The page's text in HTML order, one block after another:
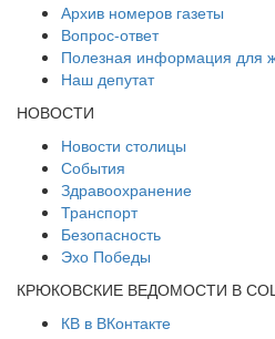
Архив номеров газеты
Вопрос-ответ
Полезная информация для
Наш депутат
НОВОСТИ
Новости столицы
События
Здравоохранение
Транспорт
Безопасность
Эхо Победы
КРЮКОВСКИЕ ВЕДОМОСТИ В
КВ в ВКонтакте